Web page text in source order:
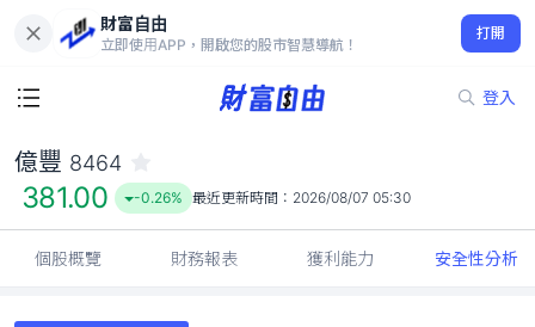
財富自由
立即使用APP，開啟您的股市智慧導航！
打開
登入
381.00
-0.26%
億豐 8464
381.00 -0.26% 最近更新時間： 2026/08/07 05:30
個股概覽 財務報表 獲利能力 安全性分析